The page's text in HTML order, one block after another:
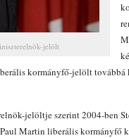
jelölt
kormányfő-jelölt továbbá
jelöltje szerint 2004-ben
Martin liberális kormányfő